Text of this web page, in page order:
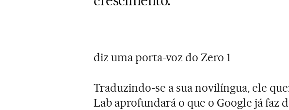
diz uma porta-voz do Zero 1
Traduzindo-se a sua novilíngua, ele
Lab aprofundará o que o Google já faz